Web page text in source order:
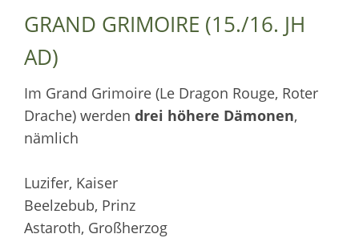
GRAND GRIMOIRE (15./16. JH
AD)
Im Grand Grimoire (Le Dragon Rouge, Roter
Drache) werden drei höhere Dämonen,
nämlich
Luzifer, Kaiser
Beelzebub, Prinz
Astaroth, Großherzog